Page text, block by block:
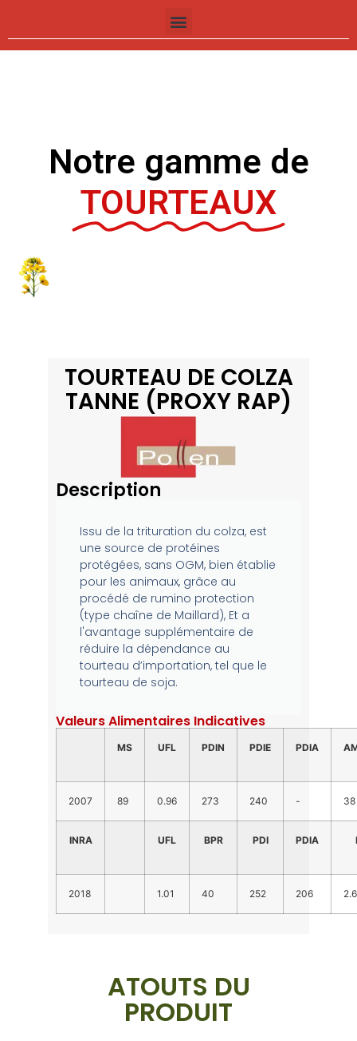
Notre gamme de
TOURTEAUX
TOURTEAU DE COLZA
TANNE (PROXY RAP)
Description
Issu de la trituration du colza, est
une source de protéines
protégées, sans OGM, bien établie
pour les animaux, grâce au
procédé de rumino protection
(type chaîne de Maillard), Et a
l'avantage supplémentaire de
réduire la dépendance au
tourteau d’importation, tel que le
tourteau de soja.​
Valeurs Alimentaires Indicatives
MS UFL PDIN PDIE PDIA
2007 89 0.96 273 240 - 38
INRA UFL BPR PDI PDIA
2018 1.01 40 252 206 2.6
ATOUTS DU
PRODUIT